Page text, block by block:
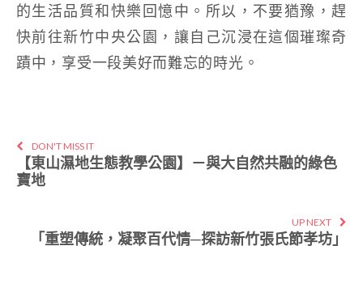
的生活品質和快樂回憶中。所以，不要猶豫，趕
快前往新竹中央公園，讓自己沉浸在這個璀璨奇
蹟中，享受一段美好而難忘的時光。
DON'T MISS IT
【東山濕地生態教學公園】－與大自然共融的綠色
寶地
UP NEXT
「重塑傳統，凝聚百代情─探訪新竹張氏節孝坊」